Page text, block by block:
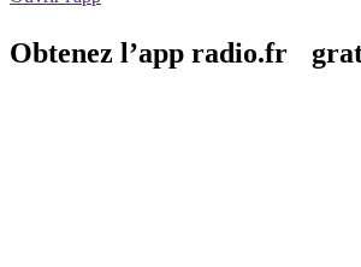
Obtenez l’app radio.fr